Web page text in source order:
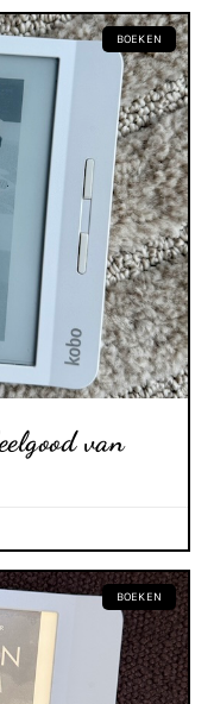
BOEKEN
van
BOEKEN